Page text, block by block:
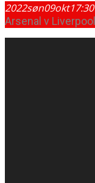
2022søn09okt17:30
Arsenal v Liverpool